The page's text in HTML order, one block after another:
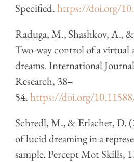
Specified.https://doi.org/
Raduga, M., Shashkov, A.,
Two-way control of a virtual
dreams. International
Research, 38–
54.https://doi.org/
Schredl, M., & Erlacher, D.
of lucid dreaming in a
sample. Percept Mot Skills,